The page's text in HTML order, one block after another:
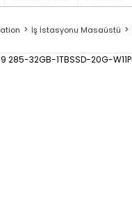
İş İstasyonu Masaüstü